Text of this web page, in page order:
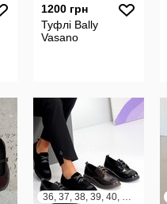
1200 грн
Туфлі Bally
Vasano
36, 37, 38, 39, 40, 41